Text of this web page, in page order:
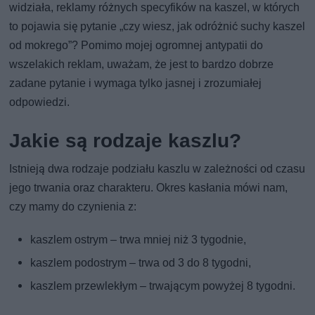
widziała, reklamy różnych specyfików na kaszel, w których
to pojawia się pytanie „czy wiesz, jak odróżnić suchy kaszel
od mokrego”? Pomimo mojej ogromnej antypatii do
wszelakich reklam, uważam, że jest to bardzo dobrze
zadane pytanie i wymaga tylko jasnej i zrozumiałej
odpowiedzi.
Jakie są rodzaje kaszlu?
Istnieją dwa rodzaje podziału kaszlu w zależności od czasu
jego trwania oraz charakteru. Okres kasłania mówi nam,
czy mamy do czynienia z:
kaszlem ostrym – trwa mniej niż 3 tygodnie,
kaszlem podostrym – trwa od 3 do 8 tygodni,
kaszlem przewlekłym – trwającym powyżej 8 tygodni.